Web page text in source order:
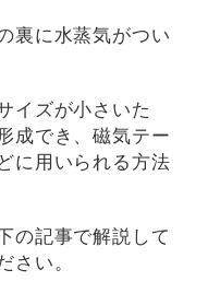
裏に水蒸気がつい
イズが小さいた
成でき、磁気テー
に用いられる方法
の記事で解説して
さい。